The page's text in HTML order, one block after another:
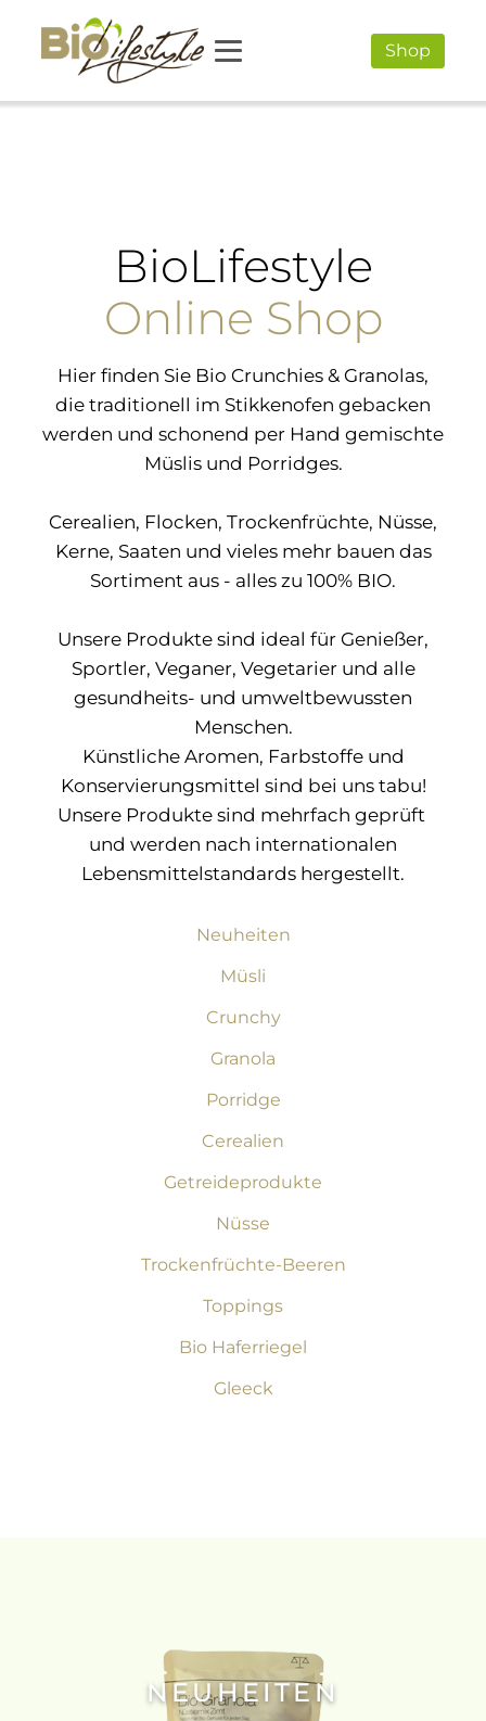
Shop
BioLifestyle
Online Shop
Hier finden Sie Bio Crunchies & Granolas,
die traditionell im Stikkenofen gebacken
werden und schonend per Hand gemischte
Müslis und Porridges.
Cerealien, Flocken, Trockenfrüchte, Nüsse,
Kerne, Saaten und vieles mehr bauen das
Sortiment aus - alles zu 100% BIO.
Unsere Produkte sind ideal für Genießer,
Sportler, Veganer, Vegetarier und alle
gesundheits- und umweltbewussten
Menschen.
Künstliche Aromen, Farbstoffe und
Konservierungsmittel sind bei uns tabu!
Unsere Produkte sind mehrfach geprüft
und werden nach internationalen
Lebensmittelstandards hergestellt.
Neuheiten
Müsli
Crunchy
Granola
Porridge
Cerealien
Getreideprodukte
Nüsse
Trockenfrüchte-Beeren
Toppings
Bio Haferriegel
Gleeck
NEUHEITEN